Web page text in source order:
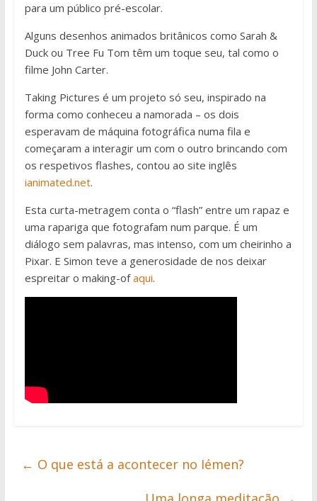
para um público pré-escolar.
Alguns desenhos animados britânicos como Sarah &
Duck ou Tree Fu Tom têm um toque seu, tal como o
filme John Carter.
Taking Pictures é um projeto só seu, inspirado na
forma como conheceu a namorada – os dois
esperavam de máquina fotográfica numa fila e
começaram a interagir um com o outro brincando com
os respetivos flashes, contou ao site inglês
ianimated.net.
Esta curta-metragem conta o “flash” entre um rapaz e
uma rapariga que fotografam num parque. É um
diálogo sem palavras, mas intenso, com um cheirinho a
Pixar. E Simon teve a generosidade de nos deixar
espreitar o making-ofaqui.
← O que está a acontecer no Iémen?